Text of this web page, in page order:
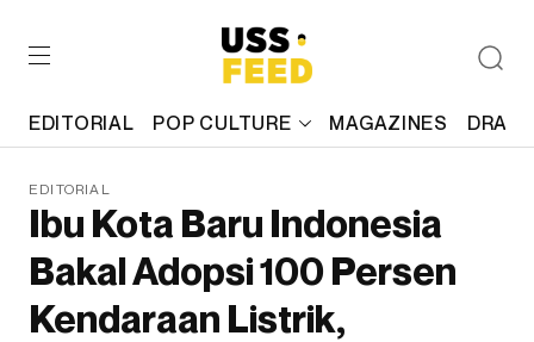
EDITORIAL POP CULTURE MAGAZINES
EDITORIAL
Ibu Kota Baru Indonesia
Bakal Adopsi 100 Persen
Kendaraan Listrik,